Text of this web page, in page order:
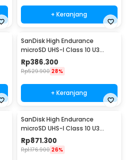
+ Keranjang
SanDisk High Endurance
microSD UHS-I Class 10 U3
100MB/s 64GB - SDSQQNR
Rp386.300
Rp529.900 28%
+ Keranjang
SanDisk High Endurance
microSD UHS-I Class 10 U3
100MB/s 256GB - SDSQQNR
Rp871.300
Rp1.176.900 26%